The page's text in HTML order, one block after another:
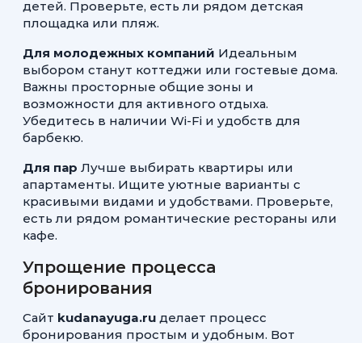
детей. Проверьте, есть ли рядом детская
площадка или пляж.
Для молодежных компаний Идеальным
выбором станут коттеджи или гостевые дома.
Важны просторные общие зоны и
возможности для активного отдыха.
Убедитесь в наличии Wi-Fi и удобств для
барбекю.
Для пар Лучше выбирать квартиры или
апартаменты. Ищите уютные варианты с
красивыми видами и удобствами. Проверьте,
есть ли рядом романтические рестораны или
кафе.
Упрощение процесса
бронирования
Сайт kudanayuga.ru делает процесс
бронирования простым и удобным. Вот